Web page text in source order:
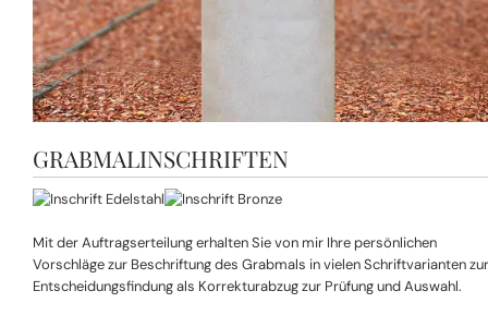
GRABMALINSCHRIFTEN
Mit der Auftragserteilung erhalten Sie von mir Ihre persönlichen
Vorschläge zur Beschriftung des Grabmals in vielen Schriftvarianten zur
Entscheidungsfindung als Korrekturabzug zur Prüfung und Auswahl.